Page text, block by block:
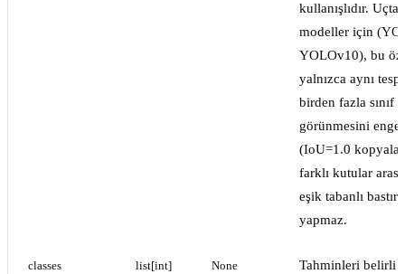
kullanışlıdır.
modeller için
YOLOv10), bu
yalnızca aynı
birden fazla sınıf
görünmesini
(IoU=1.0
farklı kutular
eşik tabanlı
yapmaz.
classes list[int] None
Tahminleri belirli